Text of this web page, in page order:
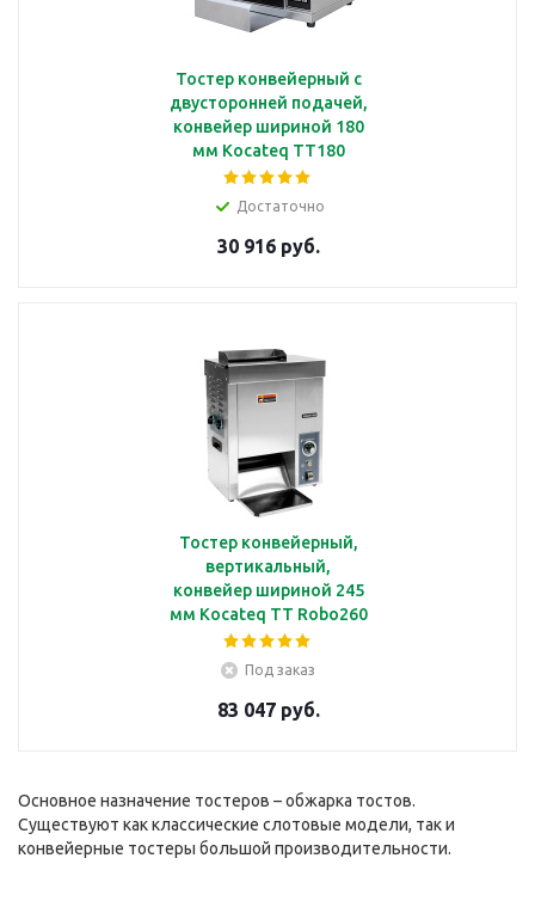
Тостер конвейерный с
двусторонней подачей,
конвейер шириной 180
мм Kocateq TT180
Достаточно
30 916 руб.
Тостер конвейерный,
вертикальный,
конвейер шириной 245
мм Kocateq TT Robo260
Под заказ
83 047 руб.
Основное назначение тостеров – обжарка тостов.
Существуют как классические слотовые модели, так и
конвейерные тостеры большой производительности.